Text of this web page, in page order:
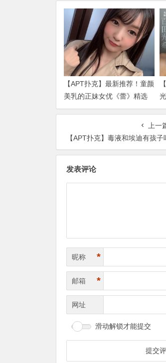
【APT扑克】最新推荐！童颜
美乳的正妹女优《蕾》精选
作品介绍……
上一
【APT扑克】毒液和埃迪有孩子吗？原
发表评论
昵称 *
邮箱 *
网址
滑动解锁才能提交